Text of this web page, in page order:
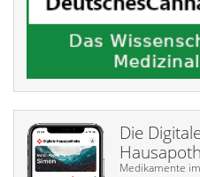
Die
Medikamente